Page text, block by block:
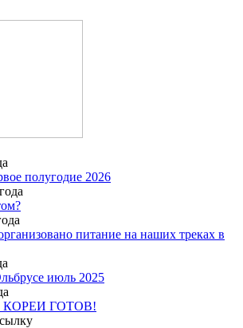
полугодие 2026
питание на наших треках в
июль 2025
ГОТОВ!